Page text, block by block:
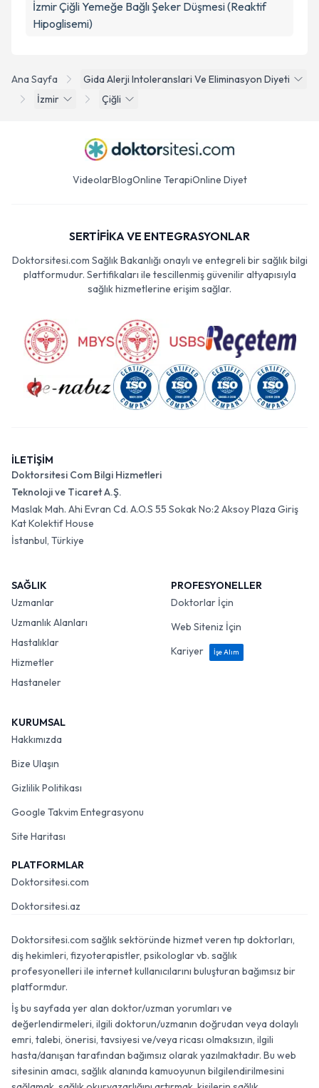
Ana Sayfa
Gida Alerji Intoleranslari Ve Eliminasyon Diyeti
İzmir
Çiğli
İzmir Çiğli Yemeğe Bağlı Şeker Düşmesi (Reaktif
Hipoglisemi)
VideolarBlogOnline TerapiOnline Diyet
SERTİFİKA VE ENTEGRASYONLAR
Doktorsitesi.com Sağlık Bakanlığı onaylı ve entegreli bir sağlık bilgi
platformudur. Sertifikaları ile tescillenmiş güvenilir altyapısıyla
sağlık hizmetlerine erişim sağlar.
İLETİŞİM
Doktorsitesi Com Bilgi Hizmetleri
Teknoloji ve Ticaret A.Ş.
Maslak Mah. Ahi Evran Cd. A.O.S 55 Sokak No:2 Aksoy Plaza Giriş
Kat Kolektif House
İstanbul, Türkiye
SAĞLIK
Uzmanlar
Uzmanlık Alanları
Hastalıklar
Hizmetler
Hastaneler
PROFESYONELLER
Doktorlar İçin
Web Siteniz İçin
Kariyer
İşe Alım
KURUMSAL
Hakkımızda
Bize Ulaşın
Gizlilik Politikası
Google Takvim Entegrasyonu
Site Haritası
PLATFORMLAR
Doktorsitesi.com
Doktorsitesi.az
Doktorsitesi.com sağlık sektöründe hizmet veren tıp doktorları,
diş hekimleri, fizyoterapistler, psikologlar vb. sağlık
profesyonelleri ile internet kullanıcılarını buluşturan bağımsız bir
platformdur.
İş bu sayfada yer alan doktor/uzman yorumları ve
değerlendirmeleri, ilgili doktorun/uzmanın doğrudan veya dolaylı
emri, talebi, önerisi, tavsiyesi ve/veya ricası olmaksızın, ilgili
hasta/danışan tarafından bağımsız olarak yazılmaktadır. Bu web
sitesinin amacı, sağlık alanında kamuoyunun bilgilendirilmesini